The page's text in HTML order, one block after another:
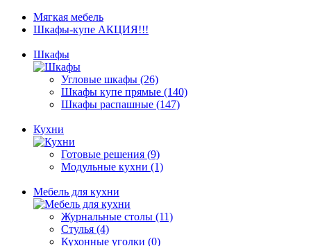
Мягкая мебель
Шкафы-купе АКЦИЯ!!!
Шкафы
Угловые шкафы (26)
Шкафы купе прямые (140)
Шкафы распашные (147)
Кухни
Готовые решения (9)
Модульные кухни (1)
Мебель для кухни
Журнальные столы (11)
Стулья (4)
Кухонные уголки (0)